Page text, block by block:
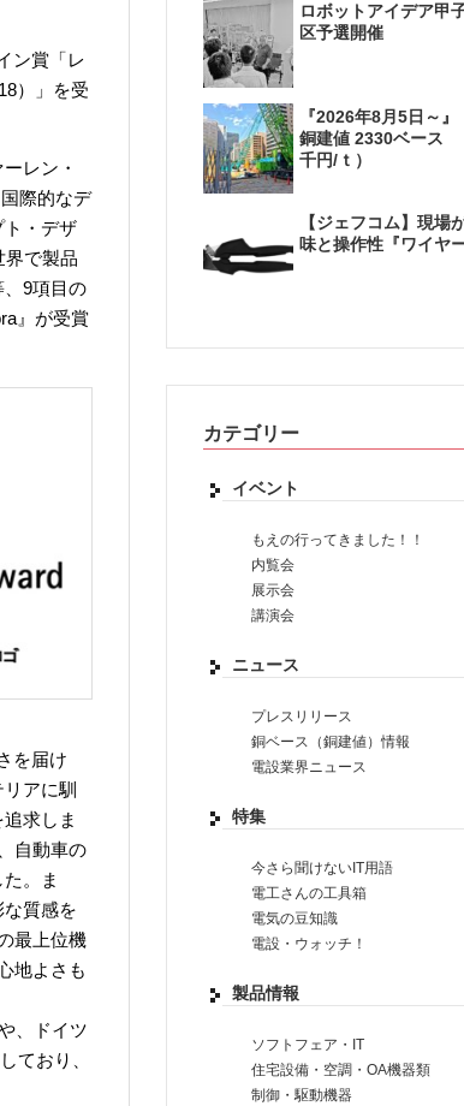
ン賞「レ
）」を受
レン・
際的なデ
ト・デザ
界で製品
9項目の
』が受賞
を届け
アに馴
求しま
自動車の
。ま
質感を
最上位機
地よさも
、ドイツ
ており、
ロボットアイデア甲
区予選開催
『2026年8月5日～
銅建値 2330ベー
千円/ｔ）
【ジェフコム】現場
味と操作性『ワイヤ
カテゴリー
イベント
もえの行ってきました！！
内覧会
展示会
講演会
ニュース
プレスリリース
銅ベース（銅建値）情報
電設業界ニュース
特集
今さら聞けないIT用語
電工さんの工具箱
電気の豆知識
電設・ウォッチ！
製品情報
ソフトフェア・IT
住宅設備・空調・OA機器類
制御・駆動機器